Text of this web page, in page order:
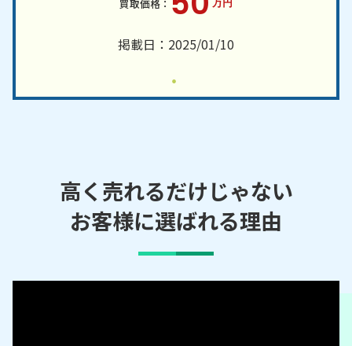
万円
掲載日：2025/01/10
高く売れるだけじゃない
お客様に選ばれる理由